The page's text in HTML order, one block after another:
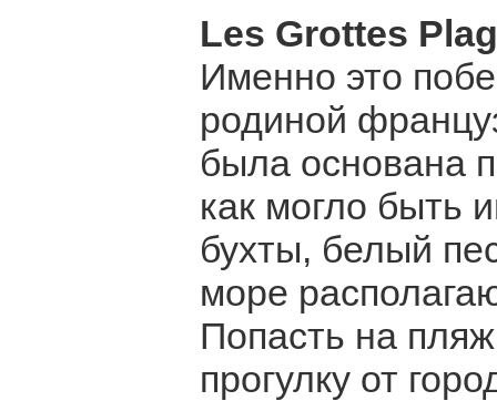
Les Grottes
Именно это
родиной
была основана
как могло быть
бухты, белый
море
Попасть на
прогулку от